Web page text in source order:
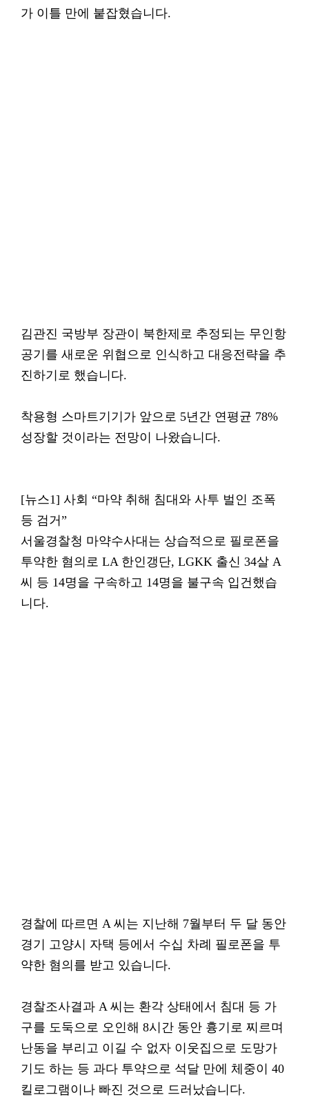
가 이틀 만에 붙잡혔습니다.
김관진 국방부 장관이 북한제로 추정되는 무인항
공기를 새로운 위협으로 인식하고 대응전략을 추
진하기로 했습니다.
착용형 스마트기기가 앞으로 5년간 연평균 78%
성장할 것이라는 전망이 나왔습니다.
[뉴스1] 사회 “마약 취해 침대와 사투 벌인 조폭
등 검거”
서울경찰청 마약수사대는 상습적으로 필로폰을
투약한 혐의로 LA 한인갱단, LGKK 출신 34살 A
씨 등 14명을 구속하고 14명을 불구속 입건했습
니다.
경찰에 따르면 A 씨는 지난해 7월부터 두 달 동안
경기 고양시 자택 등에서 수십 차례 필로폰을 투
약한 혐의를 받고 있습니다.
경찰조사결과 A 씨는 환각 상태에서 침대 등 가
구를 도둑으로 오인해 8시간 동안 흉기로 찌르며
난동을 부리고 이길 수 없자 이웃집으로 도망가
기도 하는 등 과다 투약으로 석달 만에 체중이 40
킬로그램이나 빠진 것으로 드러났습니다.